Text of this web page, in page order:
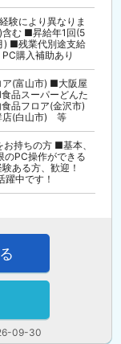
験により異なりま
む ■昇給年1回(5
) ■残業代別途支給
購入補助あり
(富山市) ■大阪屋
品スーパーどんた
品フロア(金沢市)
店(白山市) 等
持ちの方 ■基本、
PC操作ができる
ある方、歓迎！
中です！
09-30